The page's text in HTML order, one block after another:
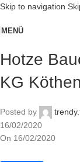
Skip to navigation
MENÜ
Hotze
KG Köthen
Posted by
16/02/2020
On 16/02/2020